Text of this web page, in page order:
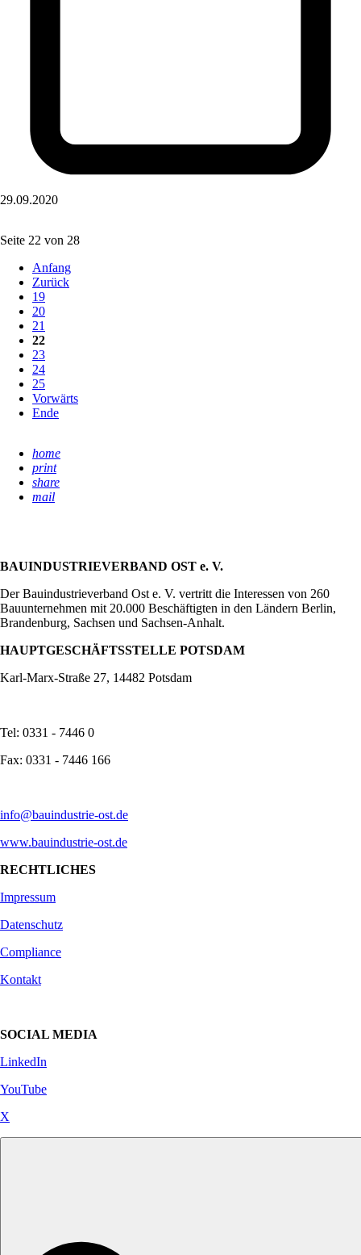
29.09.2020
Seite 22 von 28
Anfang
Zurück
19
20
21
22
23
24
25
Vorwärts
Ende
home
print
share
mail
BAUINDUSTRIEVERBAND OST e. V.
Der Bauindustrieverband Ost e. V. vertritt die Interessen von 260
Bauunternehmen mit 20.000 Beschäftigten in den Ländern Berlin,
Brandenburg, Sachsen und Sachsen-Anhalt.
HAUPTGESCHÄFTSSTELLE POTSDAM
Karl-Marx-Straße 27, 14482 Potsdam
Tel: 0331 - 7446 0
Fax: 0331 - 7446 166
info@bauindustrie-ost.de
www.bauindustrie-ost.de
RECHTLICHES
Impressum
Datenschutz
Compliance
Kontakt
SOCIAL MEDIA
LinkedIn
YouTube
X